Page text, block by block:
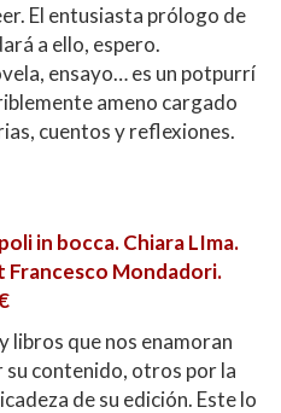
El entusiasta prólogo de
a ello, espero.
ensayo… es un potpurrí
ameno cargado
cuentos y reflexiones.
in bocca. Chiara LIma.
Francesco Mondadori.
libros que nos enamoran
su contenido, otros por la
de su edición. Este lo